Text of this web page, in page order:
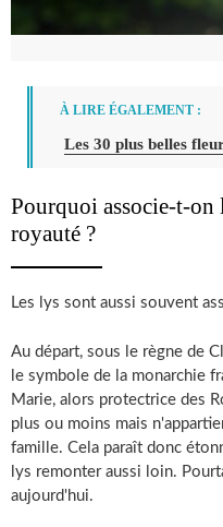
À LIRE ÉGALEMENT :
Les 30 plus belles
Pourquoi associe-t-on
royauté ?
Les lys sont aussi souvent
Au départ, sous le règne de
le symbole de la monarchie
Marie, alors protectrice des
plus ou moins mais
famille. Cela paraît donc
lys remonter aussi loin.
aujourd'hui.